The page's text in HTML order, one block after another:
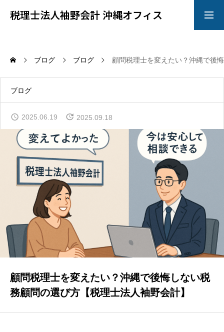
税理士法人袖野会計 沖縄オフィス
トップ
サービス
会社概要
スタッフ
お客様のご紹介
よくあるご質問（FAQ）
ブログ ブログ 顧問税理士を変えたい？沖縄で後
ブログ
2025.06.19 2025.09.18
顧問税理士を変えたい？沖縄で後悔しない税
務顧問の選び方【税理士法人袖野会計】